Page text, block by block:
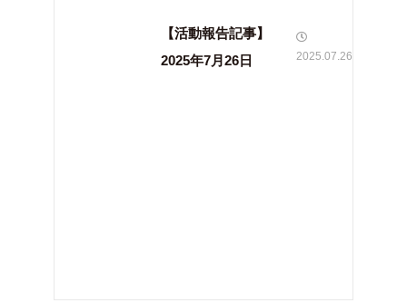
【活動報告記事】
2025年7月26日
2025.07.26